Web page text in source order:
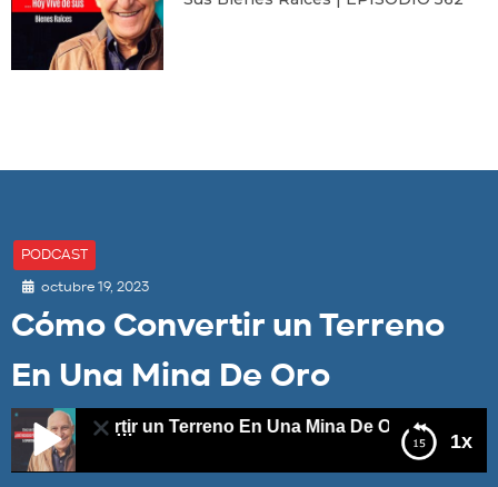
PODCAST
octubre 19, 2023
Cómo Convertir un Terreno
En Una Mina De Oro
1x
Convertir un Terreno En Una Mina De Oro